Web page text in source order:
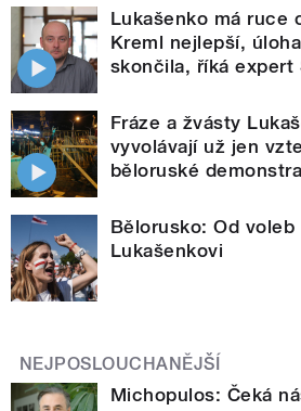
Lukašenko má ruce
Kreml nejlepší,
skončila, říká expert
Fráze a žvásty
vyvolávají už jen
běloruské
Bělorusko: Od
Lukašenkovi
NEJPOSLOUCHANĚJŠÍ
Michopulos: Čeká